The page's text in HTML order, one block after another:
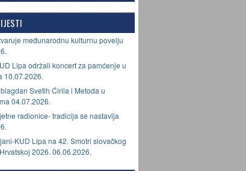
međunarodnu kulturnu povelju
Lipa održali koncert za pamćenje u
10.07.2026.
Svetih Ćirila i Metoda u
04.07.2026.
radionice- tradicija se nastavlja
KUD Lipa na 42. Smotri slovačkog
2026. 06.06.2026.